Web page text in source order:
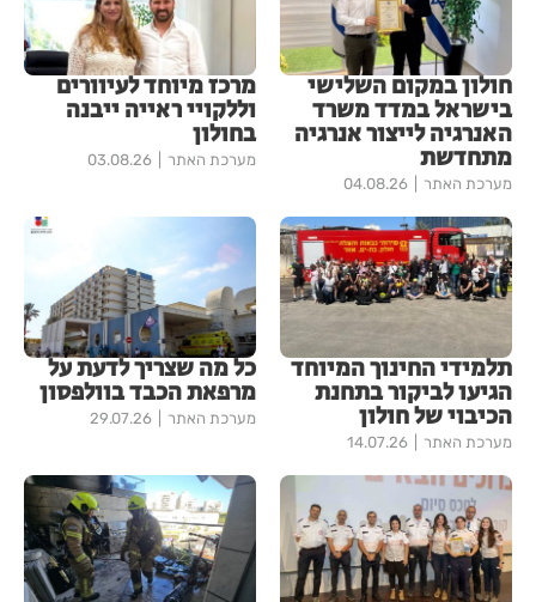
חולון במקום השלישי
בישראל במדד משרד
האנרגיה לייצור אנרגיה
מתחדשת
מערכת האתר 04.08.26
מרכז מיוחד לעיוורים
וללקויי ראייה ייבנה
בחולון
מערכת האתר 03.08.26
תלמידי החינוך המיוחד
הגיעו לביקור בתחנת
הכיבוי של חולון
מערכת האתר 14.07.26
כל מה שצריך לדעת על
מרפאת הכבד בוולפסון
מערכת האתר 29.07.26